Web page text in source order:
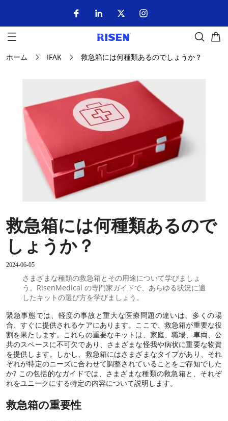
ホーム IFAK 救急箱には何種類あるのでしょうか？
救急箱には何種類あるので
しょうか？
2024-06-05
さまざまな種類の救急箱とその用途について学びましょ
う。RisenMedical の専門家ガイドで、あらゆる状況に適
したキットの選び方を学びましょう。
緊急事態では、軽度の事故と重大な医療問題の違いは、多くの場
合、すぐに提供されるケアにあります。ここで、救急箱が重要な役
割を果たします。これらの重要なキットは、家庭、職場、車両、公
共のスペースに不可欠であり、さまざまな怪我や病状に重要な物資
を提供します。しかし、救急箱にはさまざまなタイプがあり、それ
ぞれが特定のニーズに合わせて調整されていることをご存知でした
か? この包括的なガイドでは、さまざまな種類の救急箱と、それぞ
れをユニークにする特定の内容について説明します。
救急箱の重要性